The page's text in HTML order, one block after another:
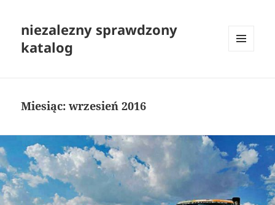
niezalezny sprawdzony
katalog
Miesiąc:wrzesień 2016